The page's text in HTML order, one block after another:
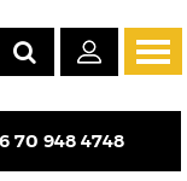
70 948 4748
árak